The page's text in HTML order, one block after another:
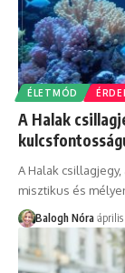
ÉLETMÓD
A Halak
A Halak
misztikus és
Balogh Nóra április